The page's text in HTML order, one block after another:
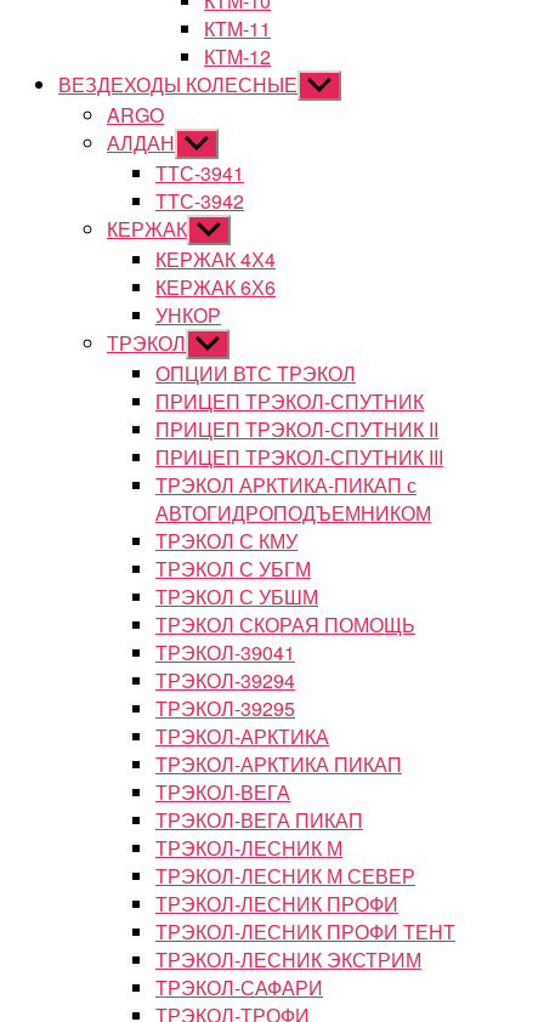
КТМ-11
КТМ-12
ВЕЗДЕХОДЫ КОЛЕСНЫЕ Показывать
подменю
ARGO
АЛДАН Показывать
подменю
ТТС-3941
ТТС-3942
КЕРЖАК Показывать
подменю
КЕРЖАК 4Х4
КЕРЖАК 6Х6
УНКОР
ТРЭКОЛ Показывать
подменю
ОПЦИИ ВТС ТРЭКОЛ
ПРИЦЕП ТРЭКОЛ-СПУТНИК
ПРИЦЕП ТРЭКОЛ-СПУТНИК II
ПРИЦЕП ТРЭКОЛ-СПУТНИК III
ТРЭКОЛ АРКТИКА-ПИКАП с
АВТОГИДРОПОДЪЕМНИКОМ
ТРЭКОЛ С КМУ
ТРЭКОЛ С УБГМ
ТРЭКОЛ С УБШМ
ТРЭКОЛ СКОРАЯ ПОМОЩЬ
ТРЭКОЛ-39041
ТРЭКОЛ-39294
ТРЭКОЛ-39295
ТРЭКОЛ-АРКТИКА
ТРЭКОЛ-АРКТИКА ПИКАП
ТРЭКОЛ-ВЕГА
ТРЭКОЛ-ВЕГА ПИКАП
ТРЭКОЛ-ЛЕСНИК М
ТРЭКОЛ-ЛЕСНИК М СЕВЕР
ТРЭКОЛ-ЛЕСНИК ПРОФИ
ТРЭКОЛ-ЛЕСНИК ПРОФИ ТЕНТ
ТРЭКОЛ-ЛЕСНИК ЭКСТРИМ
ТРЭКОЛ-САФАРИ
ТРЭКОЛ-ТРОФИ